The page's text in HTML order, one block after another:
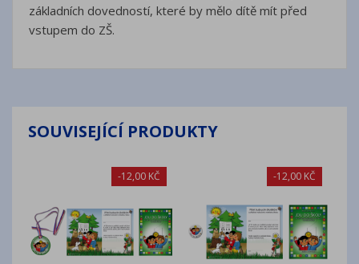
základních dovedností, které by mělo dítě mít před
vstupem do ZŠ.
SOUVISEJÍCÍ PRODUKTY
-12,00 KČ -12,00 KČ